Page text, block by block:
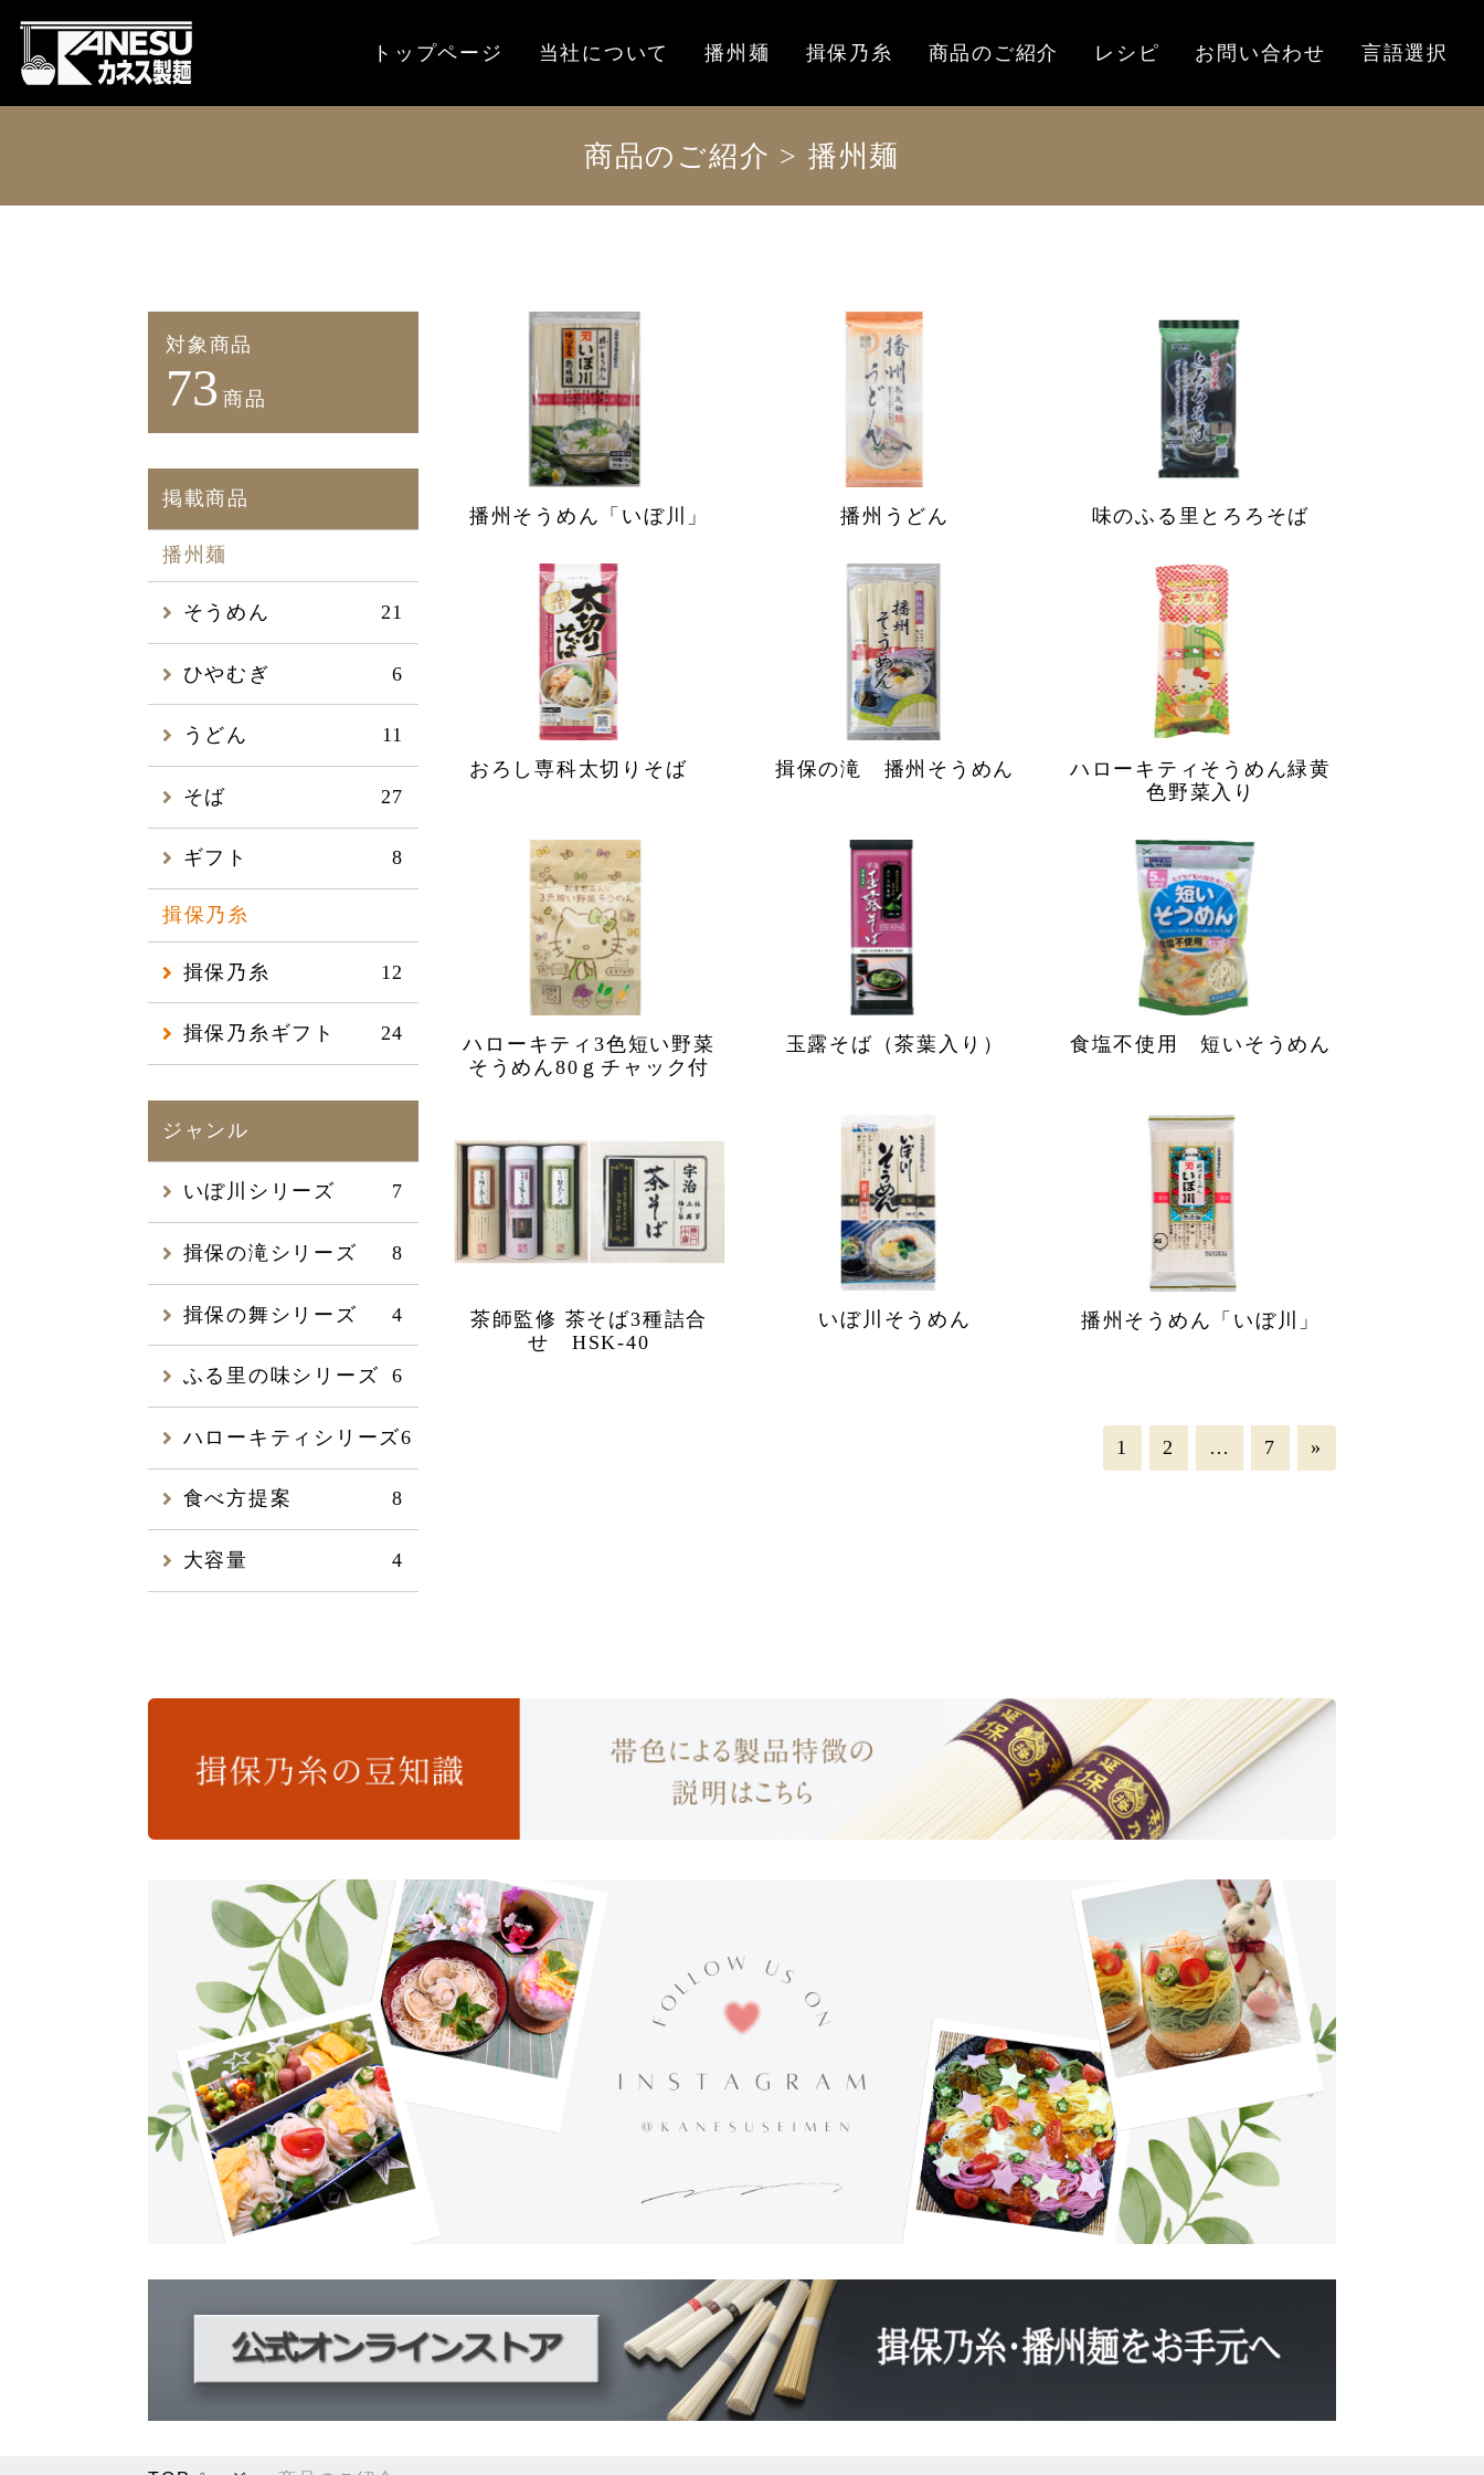
トップページ 当社について 播州麺 揖保乃糸 商品のご紹介 レシピ お問い合わせ 言語選択
商品のご紹介 > 播州麺
対象商品
73 商品
掲載商品
播州麺
そうめん 21
ひやむぎ 6
うどん 11
そば 27
ギフト 8
揖保乃糸
揖保乃糸 12
揖保乃糸ギフト 24
ジャンル
いぼ川シリーズ 7
揖保の滝シリーズ 8
揖保の舞シリーズ 4
ふる里の味シリーズ 6
ハローキティシリーズ6
食べ方提案 8
大容量 4
播州そうめん「いぼ川」 播州うどん 味のふる里とろろそば
おろし専科太切りそば 揖保の滝 播州そうめん
ハローキティそうめん緑黄
色野菜入り
ハローキティ3色短い野菜
そうめん80ｇチャック付
玉露そば（茶葉入り） 食塩不使用 短いそうめん
茶師監修 茶そば3種詰合
せ HSK-40
いぼ川そうめん 播州そうめん「いぼ川」
1 2 … 7 »